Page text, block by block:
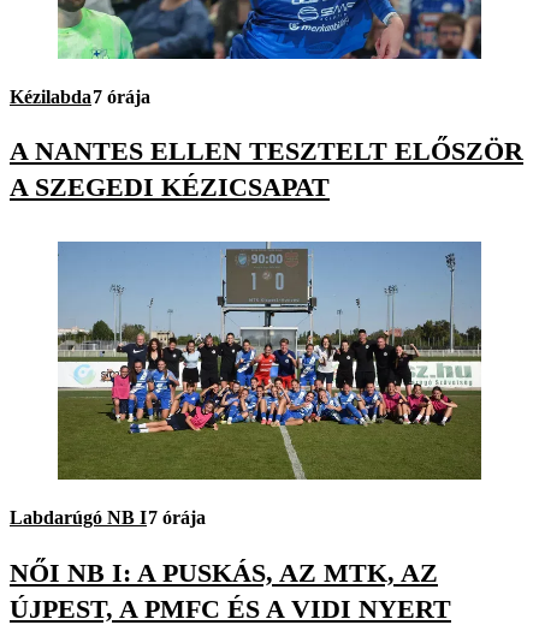
Kézilabda7 órája
A NANTES ELLEN TESZTELT ELŐSZÖR
A SZEGEDI KÉZICSAPAT
Labdarúgó NB I7 órája
NŐI NB I: A PUSKÁS, AZ MTK, AZ
ÚJPEST, A PMFC ÉS A VIDI NYERT